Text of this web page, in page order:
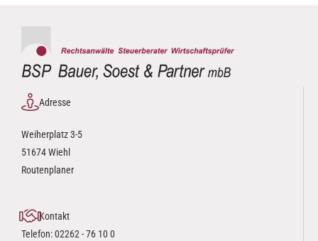
Adresse
Weiherplatz 3-5
51674 Wiehl
Routenplaner
Kontakt
Telefon:02262 - 76 10 0